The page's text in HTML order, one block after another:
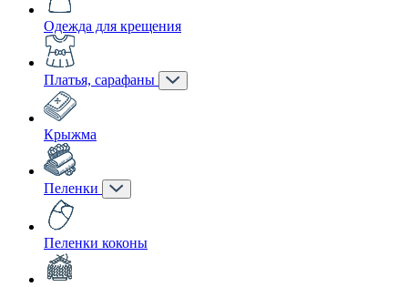
Одежда для крещения
Платья, сарафаны
Крыжма
Пеленки
Пеленки коконы